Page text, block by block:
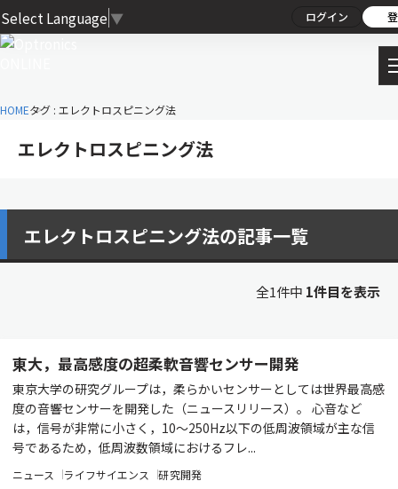
Select Language ▼ ログイン
HOMEタグ : エレクトロスピニング法
エレクトロスピニング法
エレクトロスピニング法の記事一覧
全1件中 1件目を表示
東大，最高感度の超柔軟音響センサー開発
東京大学の研究グループは，柔らかいセンサーとしては世界最高感
度の音響センサーを開発した（ニュースリリース）。 心音など
は，信号が非常に小さく，10～250Hz以下の低周波領域が主な信
号であるため，低周波数領域におけるフレ...
ニュース ライフサイエンス 研究開発